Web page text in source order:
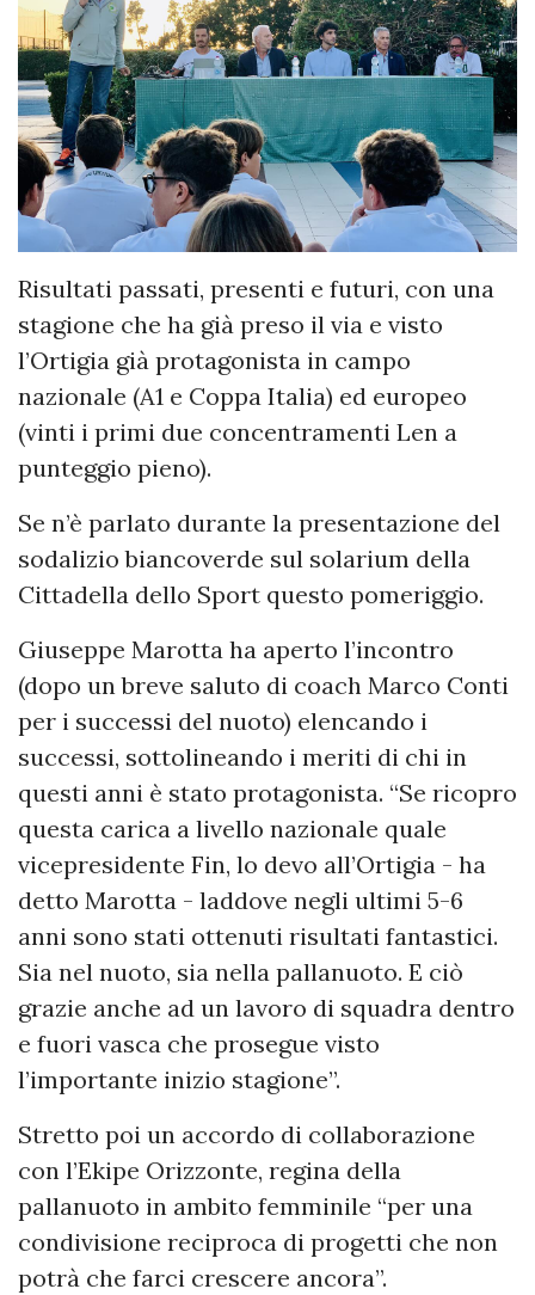
Risultati passati, presenti e futuri, con una
stagione che ha già preso il via e visto
l’Ortigia già protagonista in campo
nazionale (A1 e Coppa Italia) ed europeo
(vinti i primi due concentramenti Len a
punteggio pieno).
Se n’è parlato durante la presentazione del
sodalizio biancoverde sul solarium della
Cittadella dello Sport questo pomeriggio.
Giuseppe Marotta ha aperto l’incontro
(dopo un breve saluto di coach Marco Conti
per i successi del nuoto) elencando i
successi, sottolineando i meriti di chi in
questi anni è stato protagonista. “Se ricopro
questa carica a livello nazionale quale
vicepresidente Fin, lo devo all’Ortigia - ha
detto Marotta - laddove negli ultimi 5-6
anni sono stati ottenuti risultati fantastici.
Sia nel nuoto, sia nella pallanuoto. E ciò
grazie anche ad un lavoro di squadra dentro
e fuori vasca che prosegue visto
l’importante inizio stagione”.
Stretto poi un accordo di collaborazione
con l’Ekipe Orizzonte, regina della
pallanuoto in ambito femminile “per una
condivisione reciproca di progetti che non
potrà che farci crescere ancora”.